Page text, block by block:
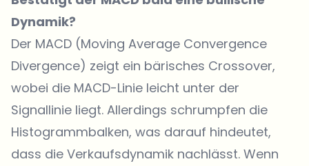
Dynamik?
Der MACD (Moving Average Convergence
Divergence) zeigt ein bärisches Crossover,
wobei die MACD-Linie leicht unter der
Signallinie liegt. Allerdings schrumpfen die
Histogrammbalken, was darauf hindeutet,
dass die Verkaufsdynamik nachlässt. Wenn